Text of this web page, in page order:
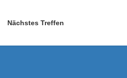
Nächstes Treffen